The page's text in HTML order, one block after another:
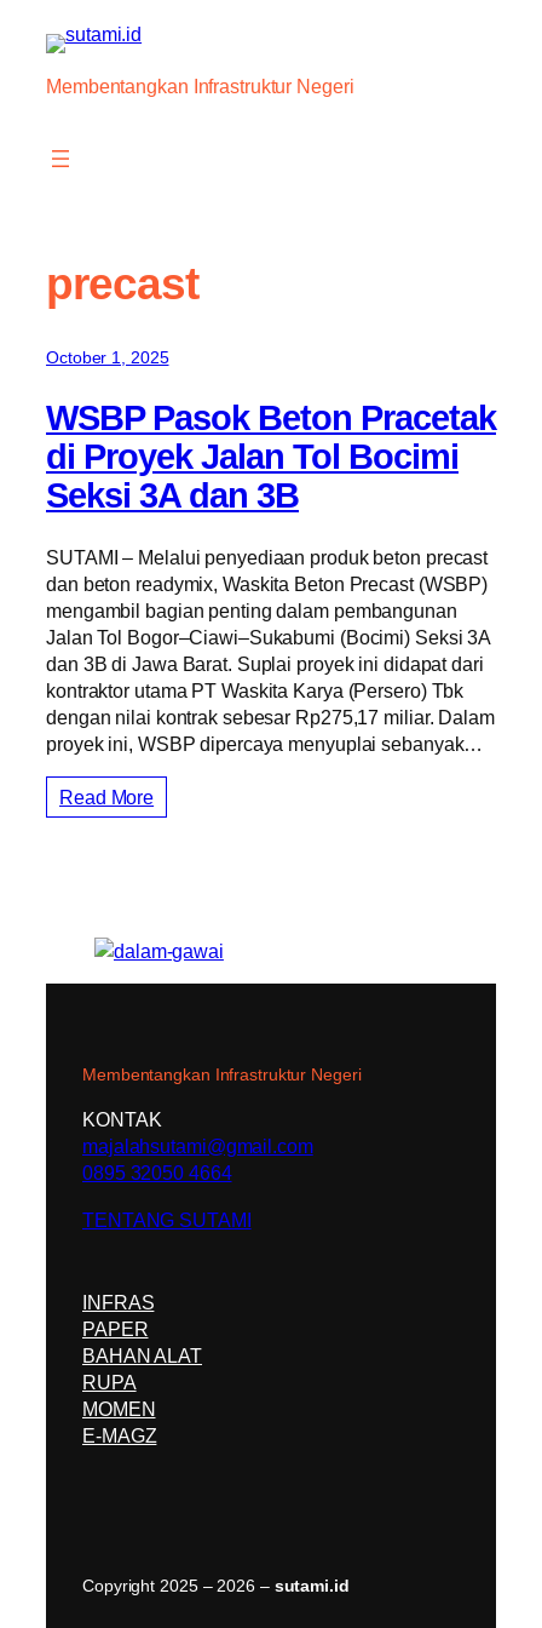
content
Membentangkan Infrastruktur Negeri
precast
October 1, 2025
WSBP Pasok Beton Pracetak
di Proyek Jalan Tol Bocimi
Seksi 3A dan 3B
SUTAMI – Melalui penyediaan produk beton precast
dan beton readymix, Waskita Beton Precast (WSBP)
mengambil bagian penting dalam pembangunan
Jalan Tol Bogor–Ciawi–Sukabumi (Bocimi) Seksi 3A
dan 3B di Jawa Barat. Suplai proyek ini didapat dari
kontraktor utama PT Waskita Karya (Persero) Tbk
dengan nilai kontrak sebesar Rp275,17 miliar. Dalam
proyek ini, WSBP dipercaya menyuplai sebanyak…
Read More
Membentangkan Infrastruktur Negeri
KONTAK
majalahsutami@gmail.com
0895 32050 4664
TENTANG SUTAMI
INFRAS
PAPER
BAHAN ALAT
RUPA
MOMEN
E-MAGZ
Copyright 2025 – 2026 – sutami.id